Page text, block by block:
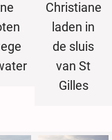
Christiane
laden in
de sluis
van St
Gilles